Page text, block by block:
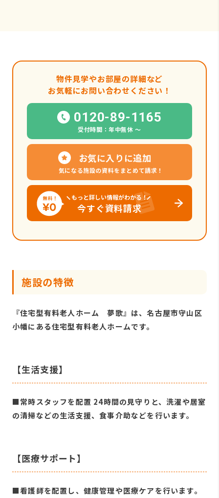
物件見学やお部屋の詳細など
お気軽にお問い合わせください！
0120-89-1165
受付時間：年中無休 〜
お気に入りに追加
気になる施設の資料をまとめて請求！
もっと詳しい情報がわかる！
今すぐ資料請求
施設の特徴
『住宅型有料老人ホーム 夢歌』は、名古屋市守山区
小幡にある住宅型有料老人ホームです。
【生活支援】
■常時スタッフを配置 24時間の見守りと、洗濯や居室
の清掃などの生活支援、食事介助などを行います。
【医療サポート】
■看護師を配置し、健康管理や医療ケアを行います。